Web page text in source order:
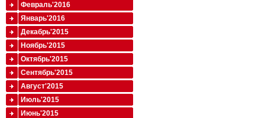
Февраль'2016
Январь'2016
Декабрь'2015
Ноябрь'2015
Октябрь'2015
Сентябрь'2015
Август'2015
Июль'2015
Июнь'2015